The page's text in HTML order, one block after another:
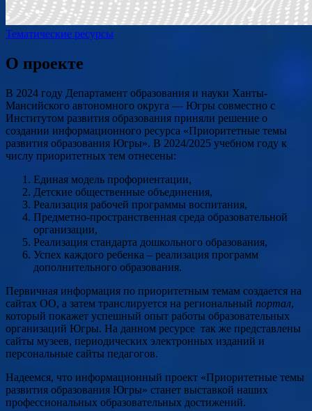
Тематические ресурсы
О проекте
В 2024 году Департамент образования и науки Ханты-
Мансийского автономного округа — Югры совместно с
Институтом развития образования приняли решение о
создании информационного ресурса «Приоритетные темы
развития образования Югры». В 2024/2025 учебном году к
числу приоритетных тем отнесены:
Единая модель профориентации,
Детские общественные объединения,
Реализация рабочей программы воспитания,
Предметно-пространственная среда образовательной
организации,
Реализация стандарта дошкольного образования,
Успех каждого ребенка – реализация программ
дополнительного образования.
Первичная информация по приоритетным темам создается на
сайтах ОО, а затем транслируется на региональный портал,
который покажет успешный опыт работы образовательных
организаций Югры. На данном ресурсе так же представлены
сайты музеев, периодических электронных изданий и
персональные сайты педагогов.
Надеемся, что информационный проект «Приоритетные темы
развития образования Югры» станет выставкой наших
профессиональных образовательных достижений.